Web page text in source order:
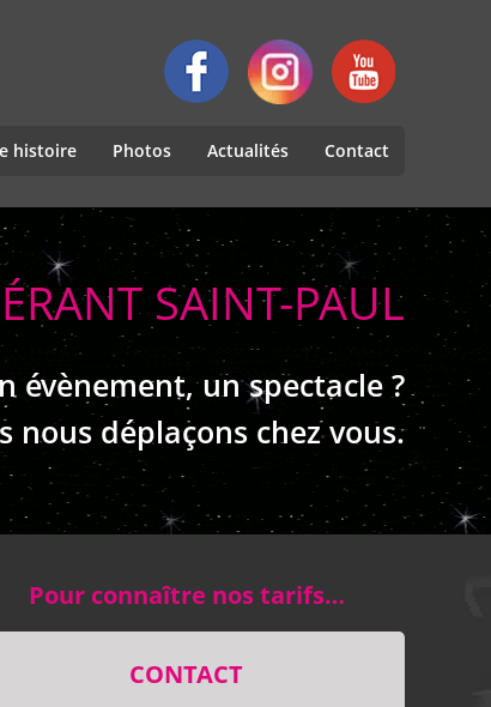
histoire Photos Actualités Contact
SAINT-PAUL
évènement, un spectacle ?
nous déplaçons chez vous.
Pour connaître nos tarifs…
CONTACT